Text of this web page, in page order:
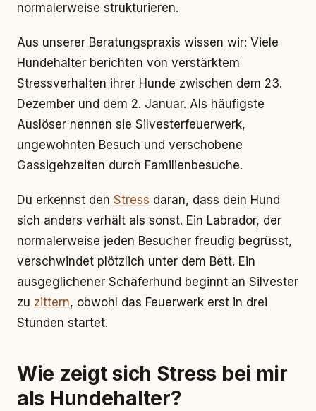
normalerweise strukturieren.
Aus unserer Beratungspraxis wissen wir: Viele
Hundehalter berichten von verstärktem
Stressverhalten ihrer Hunde zwischen dem 23.
Dezember und dem 2. Januar. Als häufigste
Auslöser nennen sie Silvesterfeuerwerk,
ungewohnten Besuch und verschobene
Gassigehzeiten durch Familienbesuche.
Du erkennst den Stress daran, dass dein Hund
sich anders verhält als sonst. Ein Labrador, der
normalerweise jeden Besucher freudig begrüsst,
verschwindet plötzlich unter dem Bett. Ein
ausgeglichener Schäferhund beginnt an Silvester
zu zittern, obwohl das Feuerwerk erst in drei
Stunden startet.
Wie zeigt sich Stress bei mir
als Hundehalter?